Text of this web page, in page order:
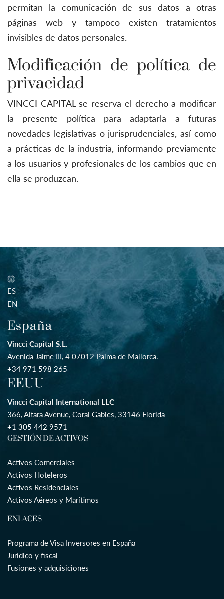
permitan la comunicación de sus datos a otras
páginas web y tampoco existen tratamientos
invisibles de datos personales.
Modificación de política de
privacidad
VINCCI CAPITAL se reserva el derecho a modificar
la presente política para adaptarla a futuras
novedades legislativas o jurisprudenciales, así como
a prácticas de la industria, informando previamente
a los usuarios y profesionales de los cambios que en
ella se produzcan.
ES
EN
España
Vincci Capital S.L.
Avenida Jaime III, 4 07012 Palma de Mallorca.
+34 971 598 265
EEUU
Vincci Capital International LLC
366, Altara Avenue, Coral Gables, 33146 Florida
+1 305 442 9571
GESTIÓN DE ACTIVOS
Activos Comerciales
Activos Hoteleros
Activos Residenciales
Activos Aéreos y Marítimos
ENLACES
Programa de Visa Inversores en España
Jurídico y fiscal
Fusiones y adquisiciones